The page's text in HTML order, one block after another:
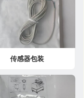
传感器包装